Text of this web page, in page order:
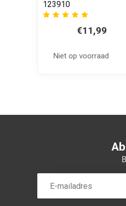
123910
€11,99
Niet op voorraad